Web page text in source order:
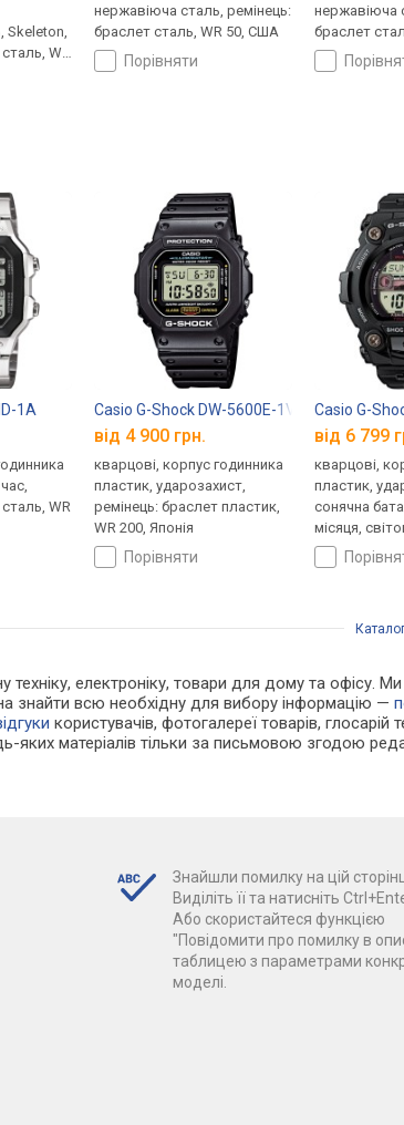
Skeleton,
WR
нержавіюча сталь, ремінець:
браслет сталь, WR 50, США
порівняти
нержавіюча
браслет
1A
WR
Casio G-Shock DW-5600E-1V
від 4 900 грн.
кварцові, корпус годинника
пластик, ударозахист,
ремінець: браслет пластик,
WR 200, Японія
порівняти
Casio G-
від 6 799
кварцові,
пластик,
сонячна
місяця,
ремінець:
WR 200,
техніку, електроніку, товари для дому та офісу.
знайти всю необхідну для вибору інформацію —
користувачів, фотогалереї товарів, глосарій
яких матеріалів тільки за письмовою згодою
Знайшли помилку на цій
Виділіть її та натисніть
Або скористайтеся функцією
"Повідомити про помилку в
таблицею з параметрами
моделі.